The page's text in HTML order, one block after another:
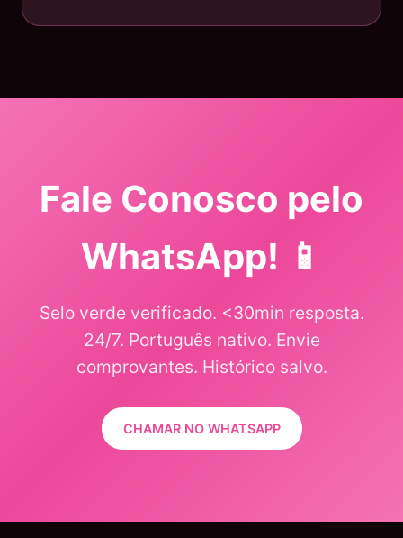
Fale Conosco pelo
WhatsApp! 📱
Selo verde verificado. <30min resposta.
24/7. Português nativo. Envie
comprovantes. Histórico salvo.
CHAMAR NO WHATSAPP